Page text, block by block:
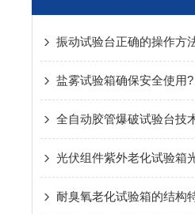
振动试验台正确的操作方
盐雾试验箱确保安全使用?
全自动胶管爆破试验台技
耐臭氧老化试验箱的结构